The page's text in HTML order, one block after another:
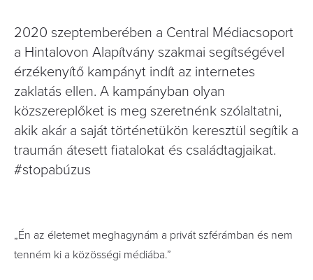
2020 szeptemberében a Central Médiacsoport
a Hintalovon Alapítvány szakmai segítségével
érzékenyítő kampányt indít az internetes
zaklatás ellen. A kampányban olyan
közszereplőket is meg szeretnénk szólaltatni,
akik akár a saját történetükön keresztül segítik a
traumán átesett fiatalokat és családtagjaikat.
#stopabúzus
„Én az életemet meghagynám a privát szférámban és nem
tenném ki a közösségi médiába.”